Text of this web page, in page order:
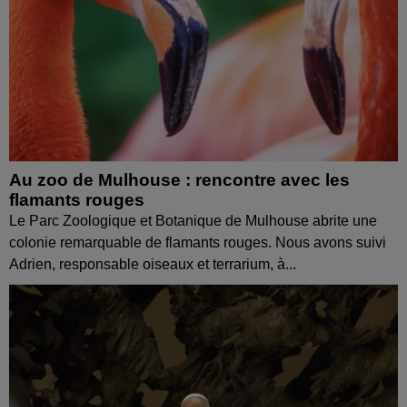
Au zoo de Mulhouse : rencontre avec les
flamants rouges
Le Parc Zoologique et Botanique de Mulhouse abrite une
colonie remarquable de flamants rouges. Nous avons suivi
Adrien, responsable oiseaux et terrarium, à...